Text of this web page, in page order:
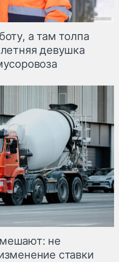
а там толпа
девушка
не
ставки